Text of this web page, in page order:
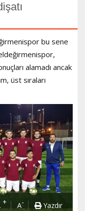
bu sene
alamadı ancak
üst sıraları
+ A- Yazdır